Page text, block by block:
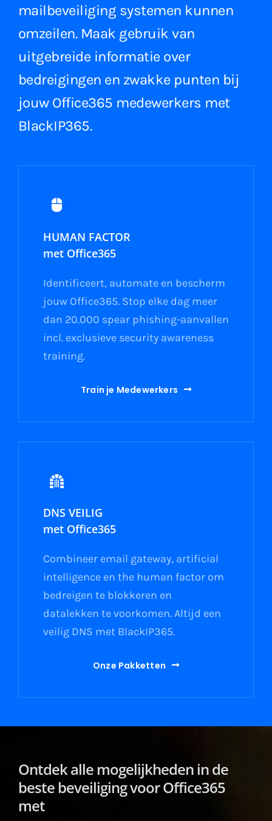
mailbeveiliging systemen kunnen
omzeilen. Maak gebruik van
uitgebreide informatie over
bedreigingen en zwakke punten bij
jouw Office365 medewerkers met
BlackIP365.
HUMAN FACTOR
met Office365
Identificeert, automate en bescherm
jouw Office365. Stop elke dag meer
dan 20.000 spear phishing-aanvallen
incl. exclusieve security awareness
training.
Train je Medewerkers
DNS VEILIG
met Office365
Combineer email gateway, artificial
intelligence en the human factor om
bedreigen te blokkeren en
datalekken te voorkomen. Altijd een
veilig DNS met BlackIP365.
Onze Pakketten
Ontdek alle mogelijkheden in de
beste beveiliging voor Office365
met